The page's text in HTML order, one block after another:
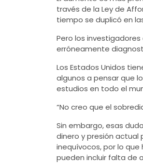
través de la Ley de
tiempo se duplicó en
Pero los
erróneamente
Los Estados Unidos
algunos a pensar que
estudios en todo el
“No creo que el
Sin embargo, esas
dinero y presión actual
inequívocos, por lo
pueden incluir falta de